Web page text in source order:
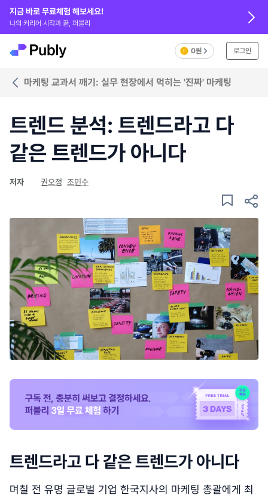
지금 바로 무료체험 해보세요!
나의 커리어 시작과 끝, 퍼블리
0원 로그인
마케팅 교과서 깨기: 실무 현장에서 먹히는 '진짜' 마케팅
트렌드 분석: 트렌드라고 다
같은 트렌드가 아니다
저자 권오정 조민수
트렌드라고 다 같은 트렌드가 아니다
며칠 전 유명 글로벌 기업 한국지사의 마케팅 총괄에게 최